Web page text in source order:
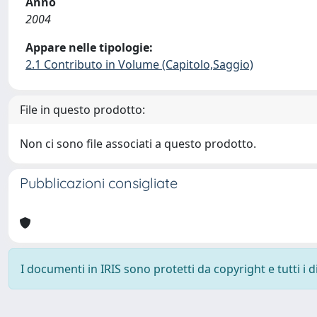
2004
Appare nelle tipologie:
2.1 Contributo in Volume (Capitolo,Saggio)
File in questo prodotto:
Non ci sono file associati a questo prodotto.
Pubblicazioni consigliate
I documenti in IRIS sono protetti da copyright e tutti i